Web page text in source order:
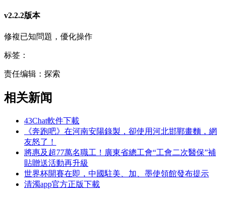
v2.2.2版本
修複已知問題，優化操作
标签：
责任编辑：探索
相关新闻
43Chat軟件下載
《奔跑吧》在河南安陽錄製，卻使用河北邯鄲畫麵，網
友怒了！
將惠及超77萬名職工！廣東省總工會“工會二次醫保”補
貼贈送活動再升級
世界杯開賽在即，中國駐美、加、墨使領館發布提示
清濁app官方正版下載